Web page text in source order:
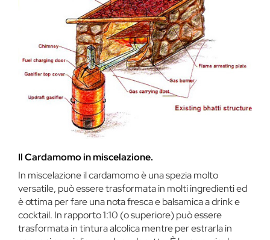
Il Cardamomo in miscelazione.
In miscelazione il cardamomo è una spezia molto
versatile, può essere trasformata in molti ingredienti ed
è ottima per fare una nota fresca e balsamica a drink e
cocktail. In rapporto 1:10 (o superiore) può essere
trasformata in tintura alcolica mentre per estrarla in